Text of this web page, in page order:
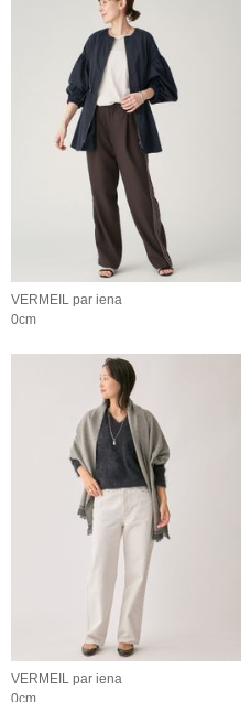
VERMEIL par iena
0cm
VERMEIL par iena
0cm